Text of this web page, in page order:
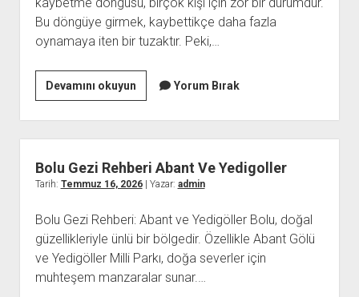
Bu döngüye girmek, kaybettikçe daha fazla
oynamaya iten bir tuzaktır. Peki,…
Devamını okuyunKumar
Kaybetme
Dongusu
Nasil
Kirilir
Yorum Bırak
Bolu Gezi Rehberi Abant Ve Yedigoller
Tarih: Temmuz 16, 2026| Yazar: admin
Bolu Gezi Rehberi: Abant ve Yedigöller Bolu, doğal
güzellikleriyle ünlü bir bölgedir. Özellikle Abant Gölü
ve Yedigöller Milli Parkı, doğa severler için
muhteşem manzaralar sunar.…